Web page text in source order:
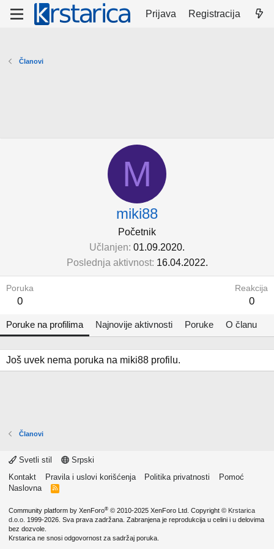
Prijava Registracija
Članovi
M
miki88
Početnik
Učlanjen 01.09.2020.
Poslednja aktivnost 16.04.2022.
Poruka
0
Reakcija
0
Poruke na profilima Najnovije aktivnosti Poruke O članu
Još uvek nema poruka na miki88 profilu.
Članovi
Svetli stil
Srpski
Kontakt
Pravila i uslovi korišćenja Politika privatnosti
Pomoć
Naslovna
R
Community platform by XenForo® © 2010-2025 XenForo Ltd. Copyright © Krstarica
d.o.o. 1999-2026. Sva prava zadržana. Zabranjena je reprodukcija u celini i u delovima
bez dozvole.
Krstarica ne snosi odgovornost za sadržaj poruka.